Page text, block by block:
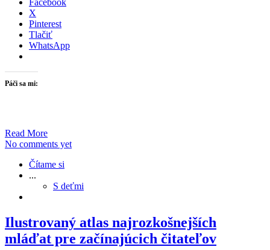
X
Pinterest
Tlačiť
WhatsApp
Páči sa mi:
Read More
No comments yet
Čítame si
...
S deťmi
Ilustrovaný atlas najrozkošnejších
mláďat pre začínajúcich čitateľov